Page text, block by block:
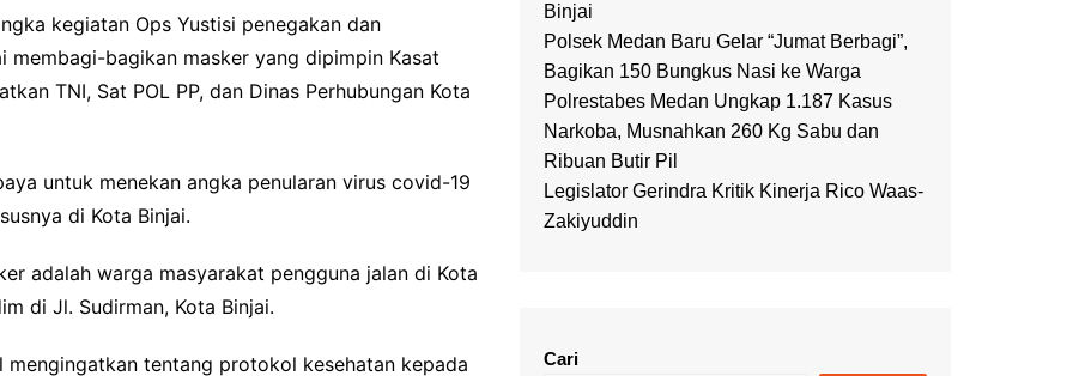
kegiatan Ops Yustisi penegakan dan
bagikan masker yang dipimpin Kasat
TNI, Sat POL PP, dan Dinas Perhubungan Kota
untuk menekan angka penularan virus covid-19
di Kota Binjai.
adalah warga masyarakat pengguna jalan di Kota
di Jl. Sudirman, Kota Binjai.
tentang protokol kesehatan kepada
Binjai
Polsek Medan Baru Gelar “Jumat Berbagi”,
Bagikan 150 Bungkus Nasi ke Warga
Polrestabes Medan Ungkap 1.187 Kasus
Narkoba, Musnahkan 260 Kg Sabu dan
Ribuan Butir Pil
Legislator Gerindra Kritik Kinerja Rico Waas-
Zakiyuddin
Cari